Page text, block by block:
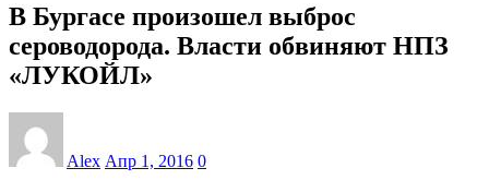
В Бургасе произошел выброс
сероводорода. Власти обвиняют НПЗ
«ЛУКОЙЛ»
Alex Апр 1, 2016 0